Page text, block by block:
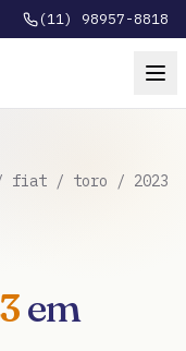
(11) 98957-8818
fiat / toro / 2023
em